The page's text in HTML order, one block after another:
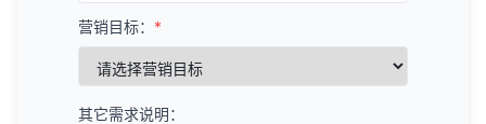
营销目标： *
其它需求说明：